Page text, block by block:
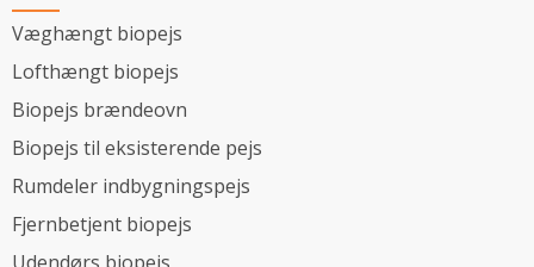
Væghængt biopejs
Lofthængt biopejs
Biopejs brændeovn
Biopejs til eksisterende pejs
Rumdeler indbygningspejs
Fjernbetjent biopejs
Udendørs biopejs